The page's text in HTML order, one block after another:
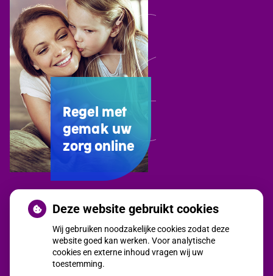
Uw
Zorg
Online
Regel met
gemak uw
zorg online
Deze website gebruikt cookies
Wij gebruiken noodzakelijke cookies zodat deze
website goed kan werken. Voor analytische
cookies en externe inhoud vragen wij uw
toestemming.